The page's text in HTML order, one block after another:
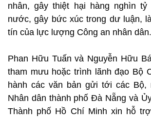
nhân, gây thiệt hại hàng nghìn tỷ
nước, gây bức xúc trong dư luận,
tín của lực lượng Công an nhân dân.
Phan Hữu Tuấn và Nguyễn Hữu
tham mưu hoặc trình lãnh đạo Bộ
hành các văn bản gửi tới các Bộ,
Nhân dân thành phố Đà Nẵng và
Thành phố Hồ Chí Minh xin hỗ